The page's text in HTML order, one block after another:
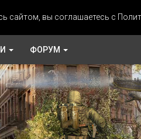
вы соглашаетесь с
ФОРУМ